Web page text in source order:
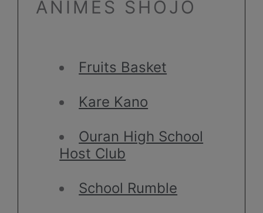
ANIMES SHOJO
Fruits Basket
Kare Kano
Ouran High School
Host Club
School Rumble